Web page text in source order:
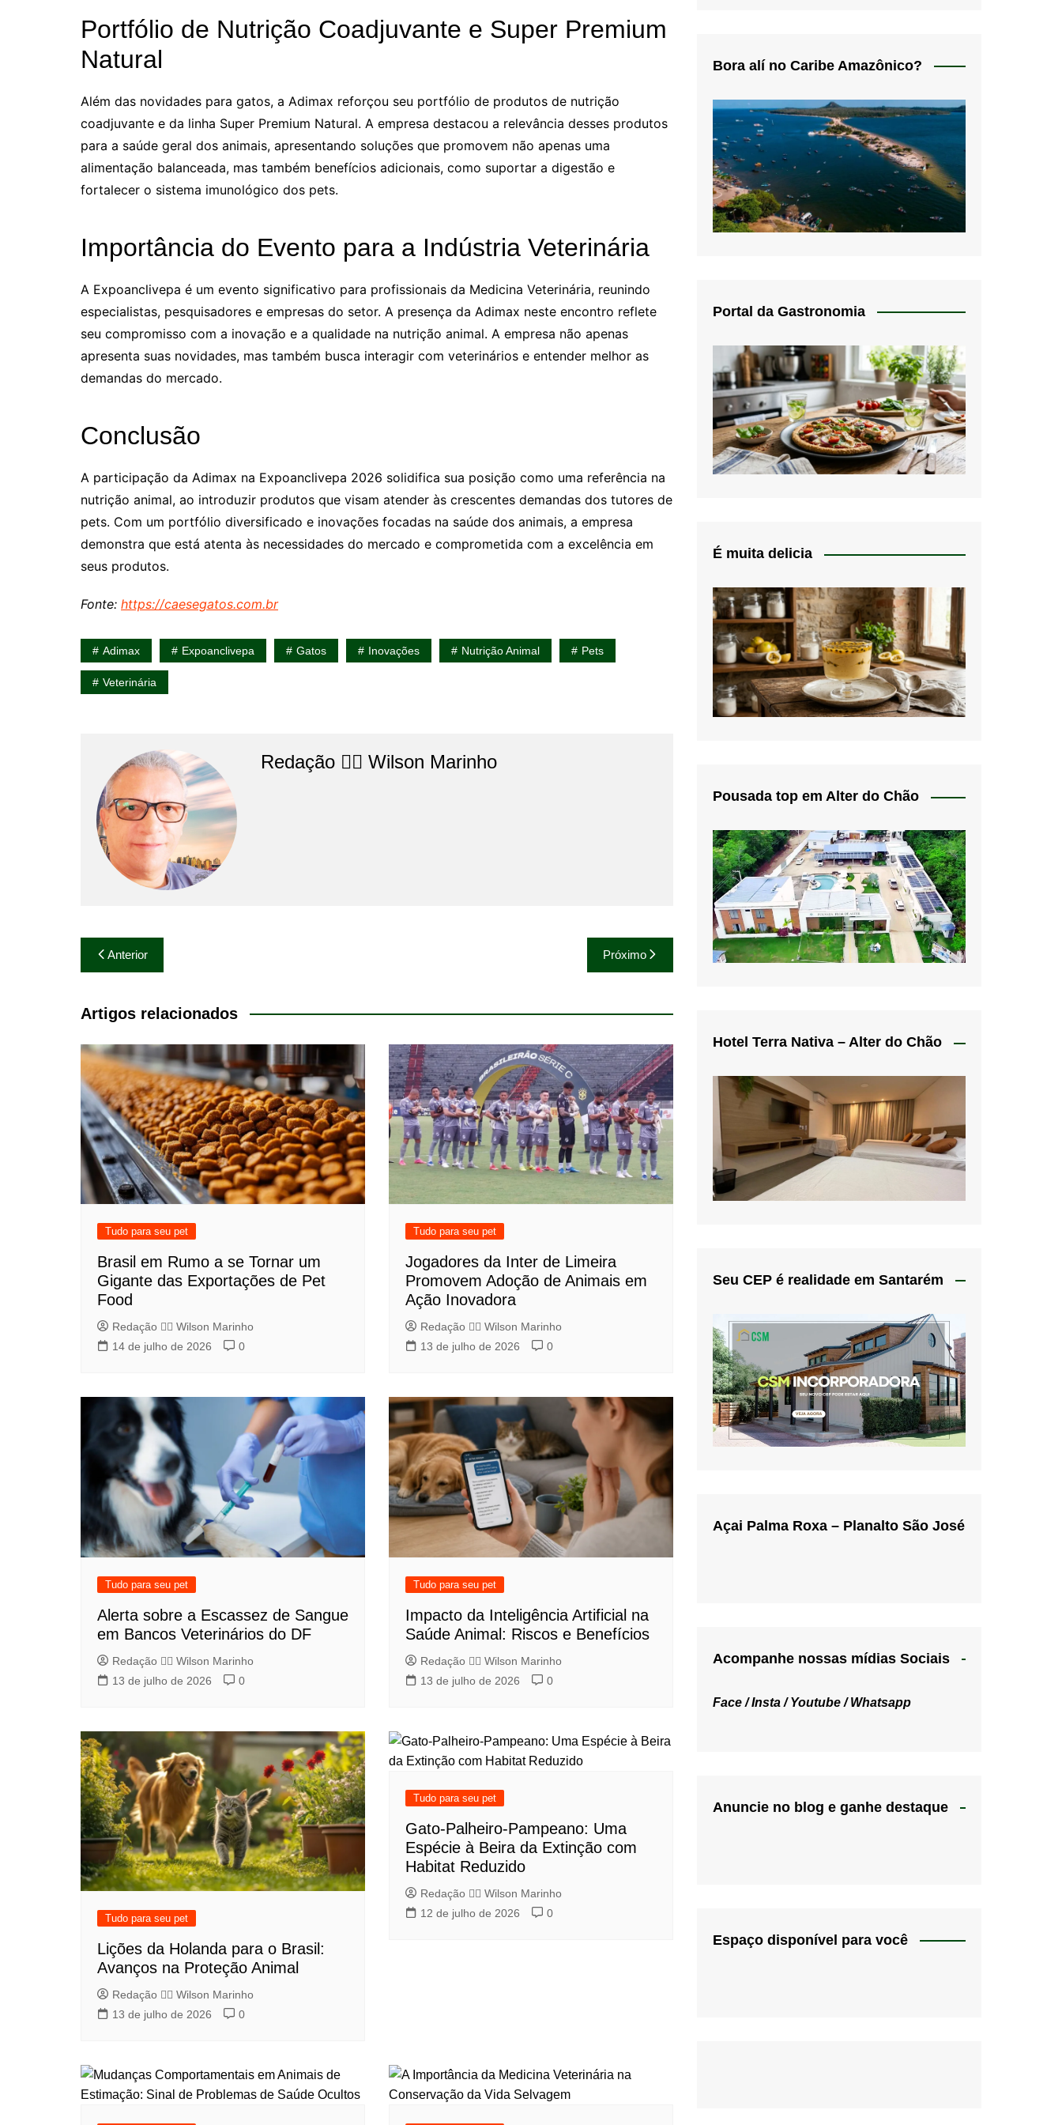
Portfólio de Nutrição Coadjuvante e Super Premium
Natural
Além das novidades para gatos, a Adimax reforçou seu portfólio de produtos de nutrição
coadjuvante e da linha Super Premium Natural. A empresa destacou a relevância desses produtos
para a saúde geral dos animais, apresentando soluções que promovem não apenas uma
alimentação balanceada, mas também benefícios adicionais, como suportar a digestão e
fortalecer o sistema imunológico dos pets.
Importância do Evento para a Indústria Veterinária
A Expoanclivepa é um evento significativo para profissionais da Medicina Veterinária, reunindo
especialistas, pesquisadores e empresas do setor. A presença da Adimax neste encontro reflete
seu compromisso com a inovação e a qualidade na nutrição animal. A empresa não apenas
apresenta suas novidades, mas também busca interagir com veterinários e entender melhor as
demandas do mercado.
Conclusão
A participação da Adimax na Expoanclivepa 2026 solidifica sua posição como uma referência na
nutrição animal, ao introduzir produtos que visam atender às crescentes demandas dos tutores de
pets. Com um portfólio diversificado e inovações focadas na saúde dos animais, a empresa
demonstra que está atenta às necessidades do mercado e comprometida com a excelência em
seus produtos.
Fonte: https://caesegatos.com.br
Adimax Expoanclivepa Gatos Inovações Nutrição Animal Pets
Veterinária
Redação 👨‍⚖️​ Wilson Marinho
Navegação
de
Post
Anterior Próximo
Artigos relacionados
Tudo para seu pet
Brasil em Rumo a se Tornar um
Gigante das Exportações de Pet
Food
Redação 👨‍⚖️​ Wilson Marinho
14 de julho de 2026
0
Tudo para seu pet
Jogadores da Inter de Limeira
Promovem Adoção de Animais em
Ação Inovadora
Redação 👨‍⚖️​ Wilson Marinho
13 de julho de 2026
0
Tudo para seu pet
Alerta sobre a Escassez de Sangue
em Bancos Veterinários do DF
Redação 👨‍⚖️​ Wilson Marinho
13 de julho de 2026
0
Tudo para seu pet
Impacto da Inteligência Artificial na
Saúde Animal: Riscos e Benefícios
Redação 👨‍⚖️​ Wilson Marinho
13 de julho de 2026
0
Tudo para seu pet
Lições da Holanda para o Brasil:
Avanços na Proteção Animal
Redação 👨‍⚖️​ Wilson Marinho
13 de julho de 2026
0
Tudo para seu pet
Gato-Palheiro-Pampeano: Uma
Espécie à Beira da Extinção com
Habitat Reduzido
Redação 👨‍⚖️​ Wilson Marinho
12 de julho de 2026
0
Bora alí no Caribe Amazônico?
Portal da Gastronomia
É muita delicia
Pousada top em Alter do Chão
Hotel Terra Nativa – Alter do Chão
Seu CEP é realidade em Santarém
Açai Palma Roxa – Planalto São José
Acompanhe nossas mídias Sociais
Face /Insta /Youtube /Whatsapp
Anuncie no blog e ganhe destaque
Espaço disponível para você